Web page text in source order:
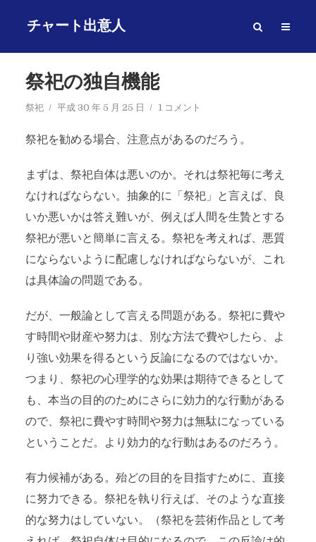
チャート出意人
祭祀の独自機能
祭祀 平成 30 年 5 月 25 日 1 コメント
祭祀を勧める場合、注意点があるのだろう。
まずは、祭祀自体は悪いのか。それは祭祀毎に考え
なければならない。抽象的に「祭祀」と言えば、良
いか悪いかは答え難いが、例えば人間を生贄とする
祭祀が悪いと簡単に言える。祭祀を考えれば、悪質
にならないように配慮しなければならないが、これ
は具体論の問題である。
だが、一般論として言える問題がある。祭祀に費や
す時間や財産や努力は、別な方法で費やしたら、よ
り強い効果を得るという反論になるのではないか。
つまり、祭祀の心理学的な効果は期待できるとして
も、本当の目的のためにさらに効力的な行動がある
ので、祭祀に費やす時間や努力は無駄になっている
ということだ。より効力的な行動はあるのだろう。
有力候補がある。殆どの目的を目指すために、直接
に努力できる。祭祀を執り行えば、そのような直接
的な努力はしていない。（祭祀を芸術作品として考